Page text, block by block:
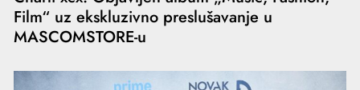
Film“ uz ekskluzivno preslušavanje u
MASCOMSTORE-u